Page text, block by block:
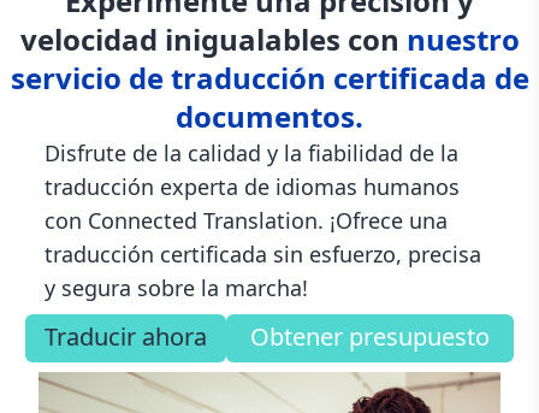
velocidad inigualables con nuestro
servicio de traducción certificada de
documentos.
Disfrute de la calidad y la fiabilidad de la
traducción experta de idiomas humanos
con Connected Translation. ¡Ofrece una
traducción certificada sin esfuerzo, precisa
y segura sobre la marcha!
Traducir ahora Obtener presupuesto